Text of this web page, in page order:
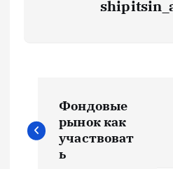
а
Фондовые
рынок как
участвоват
ь